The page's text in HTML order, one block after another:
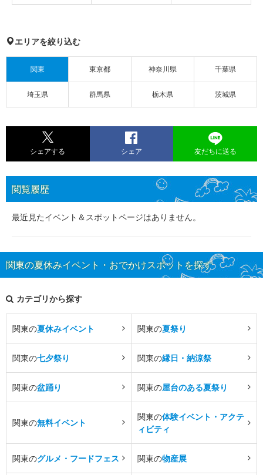
エリアを絞り込む
関東 東京都 神奈川県 千葉県
埼玉県 群馬県 栃木県 茨城県
シェアする シェア 友だちに送る
閲覧履歴
最近見たイベント＆スポットページはありません。
関東の夏休みイベント・おでかけスポットを探す
カテゴリから探す
関東の夏休みイベント 関東の夏祭り
関東の七夕祭り 関東の縁日・納涼祭
関東の盆踊り 関東の屋台のある夏祭り
関東の無料イベント
関東の体験イベント・アクテ
ィビティ
関東のグルメ・フードフェス 関東の物産展